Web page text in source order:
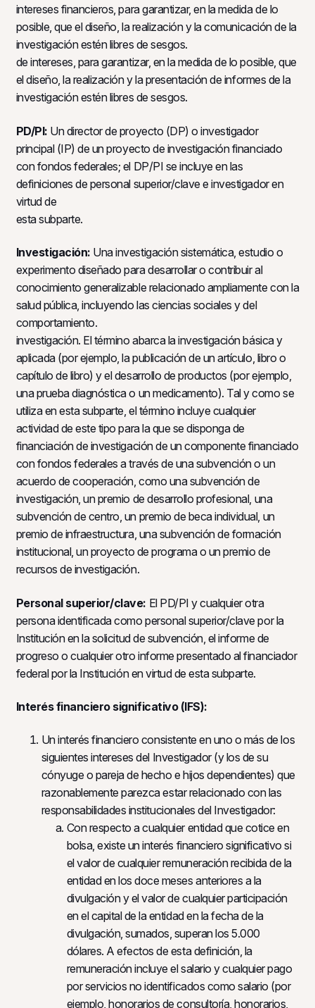
intereses financieros, para garantizar, en la medida de lo
posible, que el diseño, la realización y la comunicación de la
investigación estén libres de sesgos.
de intereses, para garantizar, en la medida de lo posible, que
el diseño, la realización y la presentación de informes de la
investigación estén libres de sesgos.
PD/PI: Un director de proyecto (DP) o investigador
principal (IP) de un proyecto de investigación financiado
con fondos federales; el DP/PI se incluye en las
definiciones de personal superior/clave e investigador en
virtud de
esta subparte.
Investigación: Una investigación sistemática, estudio o
experimento diseñado para desarrollar o contribuir al
conocimiento generalizable relacionado ampliamente con la
salud pública, incluyendo las ciencias sociales y del
comportamiento.
investigación. El término abarca la investigación básica y
aplicada (por ejemplo, la publicación de un artículo, libro o
capítulo de libro) y el desarrollo de productos (por ejemplo,
una prueba diagnóstica o un medicamento). Tal y como se
utiliza en esta subparte, el término incluye cualquier
actividad de este tipo para la que se disponga de
financiación de investigación de un componente financiado
con fondos federales a través de una subvención o un
acuerdo de cooperación, como una subvención de
investigación, un premio de desarrollo profesional, una
subvención de centro, un premio de beca individual, un
premio de infraestructura, una subvención de formación
institucional, un proyecto de programa o un premio de
recursos de investigación.
Personal superior/clave: El PD/PI y cualquier otra
persona identificada como personal superior/clave por la
Institución en la solicitud de subvención, el informe de
progreso o cualquier otro informe presentado al financiador
federal por la Institución en virtud de esta subparte.
Interés financiero significativo (IFS):
Un interés financiero consistente en uno o más de los
siguientes intereses del Investigador (y los de su
cónyuge o pareja de hecho e hijos dependientes) que
razonablemente parezca estar relacionado con las
responsabilidades institucionales del Investigador:
Con respecto a cualquier entidad que cotice en
bolsa, existe un interés financiero significativo si
el valor de cualquier remuneración recibida de la
entidad en los doce meses anteriores a la
divulgación y el valor de cualquier participación
en el capital de la entidad en la fecha de la
divulgación, sumados, superan los 5.000
dólares. A efectos de esta definición, la
remuneración incluye el salario y cualquier pago
por servicios no identificados como salario (por
ejemplo, honorarios de consultoría, honorarios,